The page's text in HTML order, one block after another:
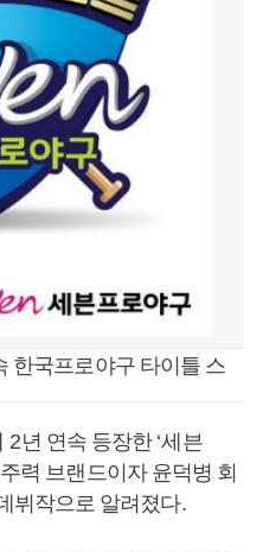
한국프로야구 타이틀 스
2년 연속 등장한 ‘세븐
력 브랜드이자 윤덕병 회
뷔작으로 알려졌다.